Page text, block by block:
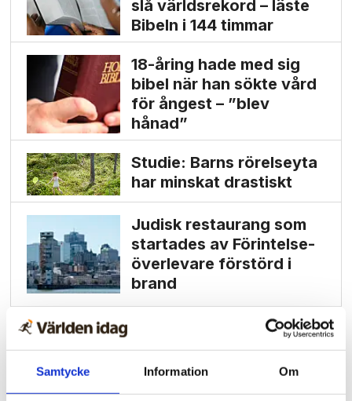
Samtycke Information Om
slå världs­rekord – läste
Bibeln i 144 timmar
18-åring hade med sig
bibel när han sökte vård
för ångest – ”blev
hånad”
Studie: Barns rörelseyta
har minskat drastiskt
Judisk restaurang som
startades av Förintelse­
överlevare förstörd i
brand